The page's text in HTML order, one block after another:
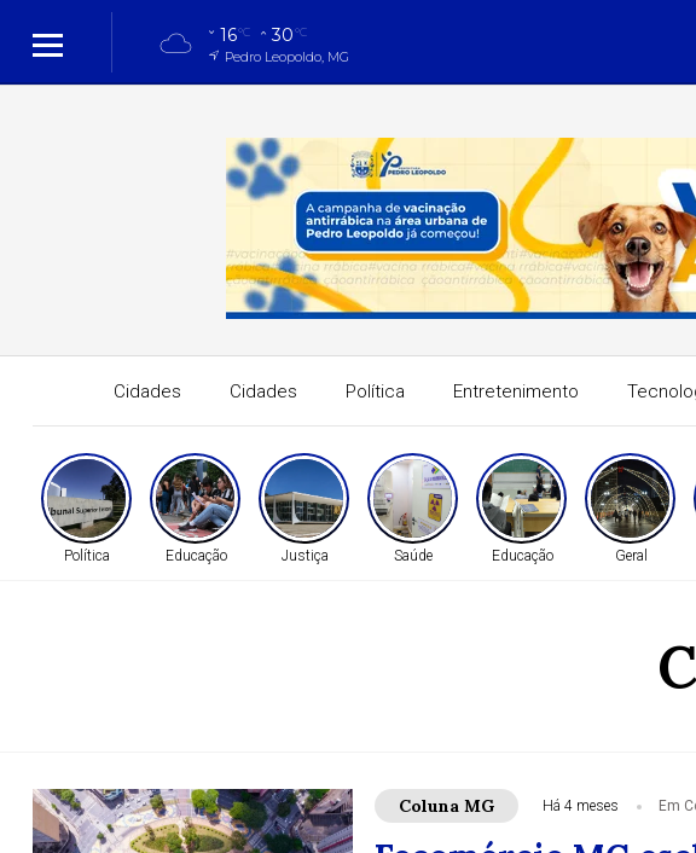
16°C 30°C
Pedro Leopoldo, MG
Cidades Cidades Política Entretenimento
Política Educação Justiça Saúde Educação Geral
Coluna MG Há 4 meses Em